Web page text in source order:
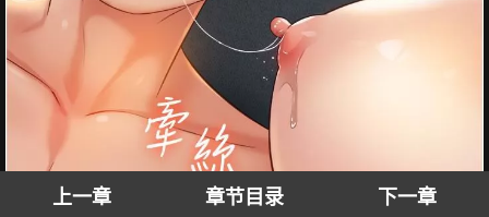
上一章 章节目录 下一章